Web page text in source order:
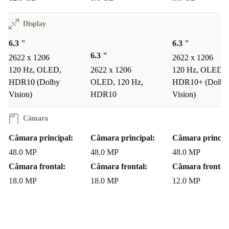
Destaques
Chip A19 Pro para desempenho máximo
disponível em 256 GB, 512 GB ou 1 TB
Ecrã OLED de 6,3” com 2622 x 1206 píxeis
Taxa de atualização adaptativa até 120 Hz
Câmara principal de 48 MP, ultra grande angular de 48 MP e
teleobjetiva de 48 MP
Estrutura em titânio para elevada robustez com baixo peso
Suporte para 5G, Wi‑Fi 7 e Bluetooth 6
Limpo profissionalmente, refurbished, verificado e mais
sustentável do que comprar novo
Display
6.3 "
2622 x 1206
120 Hz, OLED,
HDR10 (Dolby
Vision)
6.3 "
2622 x 1206
OLED, 120 Hz,
HDR10
6.3 "
2622 x 1206
120 Hz, OLED,
HDR10+ (Dolby
Vision)
Câmara
Câmara principal:
48.0 MP
Câmara frontal:
18.0 MP
Câmara principal:
48.0 MP
Câmara frontal:
18.0 MP
Câmara
48.0 MP
Câmara frontal:
12.0 MP